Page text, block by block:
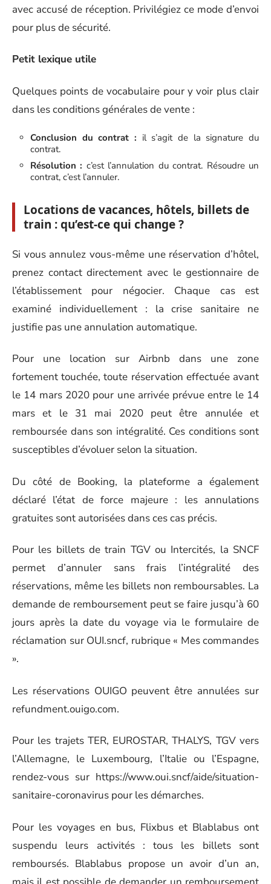
avec accusé de réception. Privilégiez ce mode d’envoi
pour plus de sécurité.
Petit lexique utile
Quelques points de vocabulaire pour y voir plus clair
dans les conditions générales de vente :
Conclusion du contrat : il s’agit de la signature du
contrat.
Résolution : c’est l’annulation du contrat. Résoudre un
contrat, c’est l’annuler.
Locations de vacances, hôtels, billets de
train : qu’est-ce qui change ?
Si vous annulez vous-même une réservation d’hôtel,
prenez contact directement avec le gestionnaire de
l’établissement pour négocier. Chaque cas est
examiné individuellement : la crise sanitaire ne
justifie pas une annulation automatique.
Pour une location sur Airbnb dans une zone
fortement touchée, toute réservation effectuée avant
le 14 mars 2020 pour une arrivée prévue entre le 14
mars et le 31 mai 2020 peut être annulée et
remboursée dans son intégralité. Ces conditions sont
susceptibles d’évoluer selon la situation.
Du côté de Booking, la plateforme a également
déclaré l’état de force majeure : les annulations
gratuites sont autorisées dans ces cas précis.
Pour les billets de train TGV ou Intercités, la SNCF
permet d’annuler sans frais l’intégralité des
réservations, même les billets non remboursables. La
demande de remboursement peut se faire jusqu’à 60
jours après la date du voyage via le formulaire de
réclamation sur OUI.sncf, rubrique « Mes commandes
».
Les réservations OUIGO peuvent être annulées sur
refundment.ouigo.com.
Pour les trajets TER, EUROSTAR, THALYS, TGV vers
l’Allemagne, le Luxembourg, l’Italie ou l’Espagne,
rendez-vous sur https://www.oui.sncf/aide/situation-
sanitaire-coronavirus pour les démarches.
Pour les voyages en bus, Flixbus et Blablabus ont
suspendu leurs activités : tous les billets sont
remboursés. Blablabus propose un avoir d’un an,